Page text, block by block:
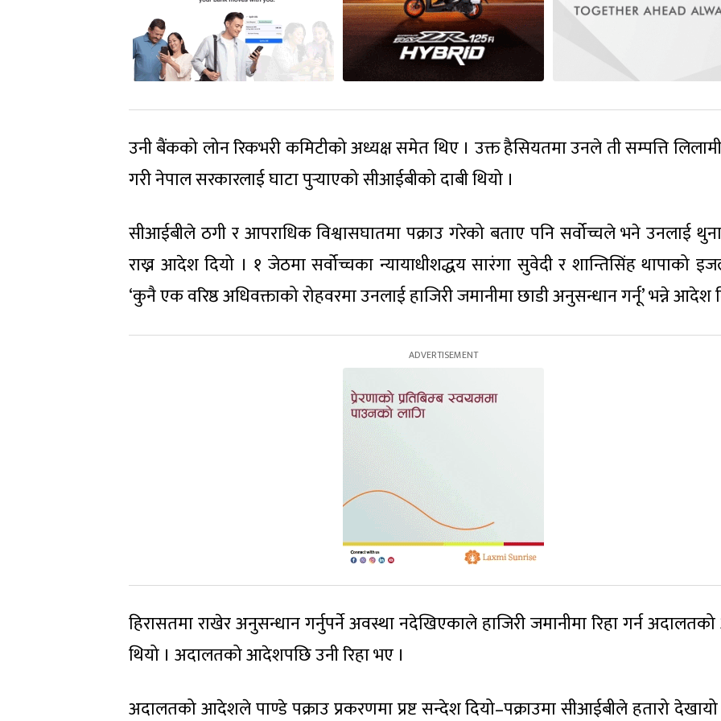
उनी बैंकको लोन रिकभरी कमिटीको अध्यक्ष समेत थिए । उक्त हैसियतमा उनले ती सम्पत्ति लिलामी
गरी नेपाल सरकारलाई घाटा पुर्‍याएको सीआईबीको दाबी थियो ।
सीआईबीले ठगी र आपराधिक विश्वासघातमा पक्राउ गरेको बताए पनि सर्वोच्चले भने उनलाई
राख्न आदेश दियो । १ जेठमा सर्वोच्चका न्यायाधीशद्धय सारंगा सुवेदी र शान्तिसिंह थापाको
‘कुनै एक वरिष्ठ अधिवक्ताको रोहवरमा उनलाई हाजिरी जमानीमा छाडी अनुसन्धान गर्नू’ भन्ने आदेश
हिरासतमा राखेर अनुसन्धान गर्नुपर्ने अवस्था नदेखिएकाले हाजिरी जमानीमा रिहा गर्न
थियो । अदालतको आदेशपछि उनी रिहा भए ।
अदालतको आदेशले पाण्डे पक्राउ प्रकरणमा प्रष्ट सन्देश दियो–पक्राउमा सीआईबीले हतारो